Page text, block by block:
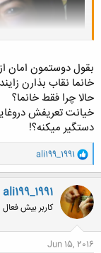
اصفهان، همچنین از
مساله «سگ‌گردانی»
بدحجاب حساسیت نشان
امام جمعه اصفهان
بی‌حجاب‌هایی که با
خیانت‌کارید."
بقول دوستمون امان
خانما نقاب بذارن
حالا چرا فقط خانما؟
خیانت تعریفش
دستگیر میکنه؟!
و
ا
ک
ن
ش
ه
ا
ali199_1991
ali199_1991
کاربر بیش فعال
Jun 15, 2016